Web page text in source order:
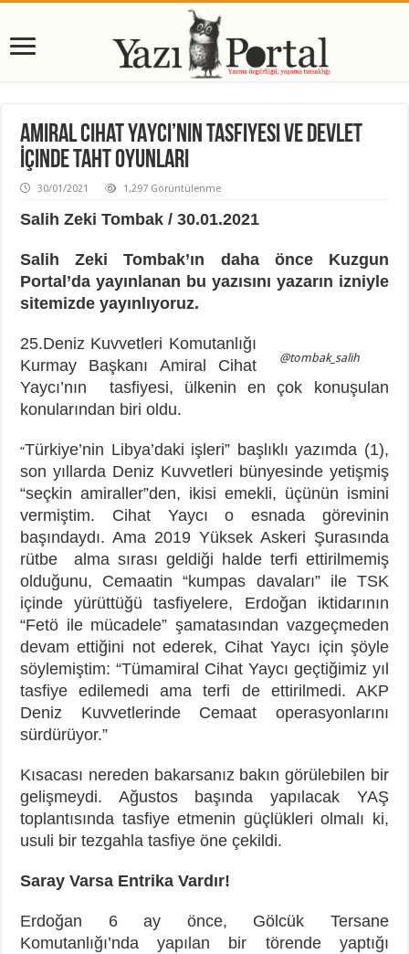
Amiral Cihat YAYCI’nın Tasfiyesi ve Devlet
İçinde Taht Oyunları
30/01/2021 1,297 Görüntülenme
Salih Zeki Tombak / 30.01.2021
Salih Zeki Tombak’ın daha önce Kuzgun
Portal’da yayınlanan bu yazısını yazarın izniyle
sitemizde yayınlıyoruz.
@tombak_salih
25.Deniz Kuvvetleri Komutanlığı
Kurmay Başkanı Amiral Cihat
Yaycı’nın tasfiyesi, ülkenin en çok konuşulan
konularından biri oldu.
“Türkiye’nin Libya’daki işleri” başlıklı yazımda (1),
son yıllarda Deniz Kuvvetleri bünyesinde yetişmiş
“seçkin amiraller”den, ikisi emekli, üçünün ismini
vermiştim. Cihat Yaycı o esnada görevinin
başındaydı. Ama 2019 Yüksek Askeri Şurasında
rütbe alma sırası geldiği halde terfi ettirilmemiş
olduğunu, Cemaatin “kumpas davaları” ile TSK
içinde yürüttüğü tasfiyelere, Erdoğan iktidarının
“Fetö ile mücadele” şamatasından vazgeçmeden
devam ettiğini not ederek, Cihat Yaycı için şöyle
söylemiştim: “Tümamiral Cihat Yaycı geçtiğimiz yıl
tasfiye edilemedi ama terfi de ettirilmedi. AKP
Deniz Kuvvetlerinde Cemaat operasyonlarını
sürdürüyor.”
Kısacası nereden bakarsanız bakın görülebilen bir
gelişmeydi. Ağustos başında yapılacak YAŞ
toplantısında tasfiye etmenin güçlükleri olmalı ki,
usuli bir tezgahla tasfiye öne çekildi.
Saray Varsa Entrika Vardır!
Erdoğan 6 ay önce, Gölcük Tersane
Komutanlığı’nda yapılan bir törende yaptığı